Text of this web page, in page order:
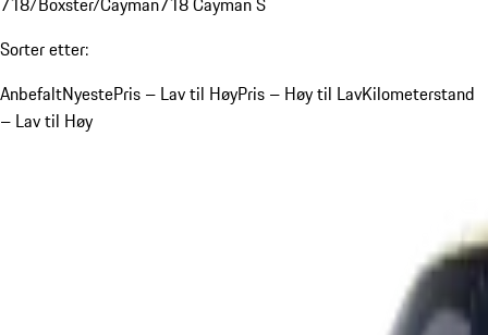
Sorter etter:
AnbefaltNyestePris – Lav til HøyPris – Høy til LavKilometerstand
– Lav til Høy